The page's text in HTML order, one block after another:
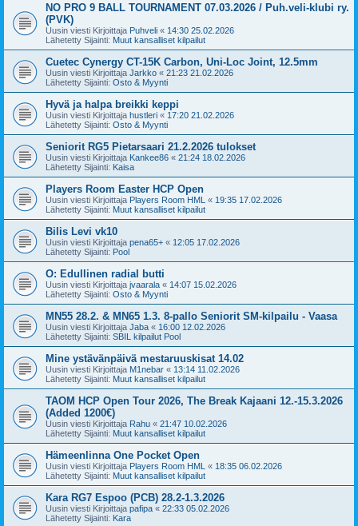
NO PRO 9 BALL TOURNAMENT 07.03.2026 / Puh.veli-klubi ry.
(PVK)
Uusin viesti Kirjoittaja Puhveli « 14:30 25.02.2026
Lähetetty Sijainti: Muut kansalliset kilpailut
Cuetec Cynergy CT-15K Carbon, Uni-Loc Joint, 12.5mm
Uusin viesti Kirjoittaja Jarkko « 21:23 21.02.2026
Lähetetty Sijainti: Osto & Myynti
Hyvä ja halpa breikki keppi
Uusin viesti Kirjoittaja hustleri « 17:20 21.02.2026
Lähetetty Sijainti: Osto & Myynti
Seniorit RG5 Pietarsaari 21.2.2026 tulokset
Uusin viesti Kirjoittaja Kankee86 « 21:24 18.02.2026
Lähetetty Sijainti: Kaisa
Players Room Easter HCP Open
Uusin viesti Kirjoittaja Players Room HML « 19:35 17.02.2026
Lähetetty Sijainti: Muut kansalliset kilpailut
Bilis Levi vk10
Uusin viesti Kirjoittaja pena65+ « 12:05 17.02.2026
Lähetetty Sijainti: Pool
O: Edullinen radial butti
Uusin viesti Kirjoittaja jvaarala « 14:07 15.02.2026
Lähetetty Sijainti: Osto & Myynti
MN55 28.2. & MN65 1.3. 8-pallo Seniorit SM-kilpailu - Vaasa
Uusin viesti Kirjoittaja Jaba « 16:00 12.02.2026
Lähetetty Sijainti: SBIL kilpailut Pool
Mine ystävänpäivä mestaruuskisat 14.02
Uusin viesti Kirjoittaja M1nebar « 13:14 11.02.2026
Lähetetty Sijainti: Muut kansalliset kilpailut
TAOM HCP Open Tour 2026, The Break Kajaani 12.-15.3.2026
(Added 1200€)
Uusin viesti Kirjoittaja Rahu « 21:47 10.02.2026
Lähetetty Sijainti: Muut kansalliset kilpailut
Hämeenlinna One Pocket Open
Uusin viesti Kirjoittaja Players Room HML « 18:35 06.02.2026
Lähetetty Sijainti: Muut kansalliset kilpailut
Kara RG7 Espoo (PCB) 28.2-1.3.2026
Uusin viesti Kirjoittaja pafipa « 22:33 05.02.2026
Lähetetty Sijainti: Kara